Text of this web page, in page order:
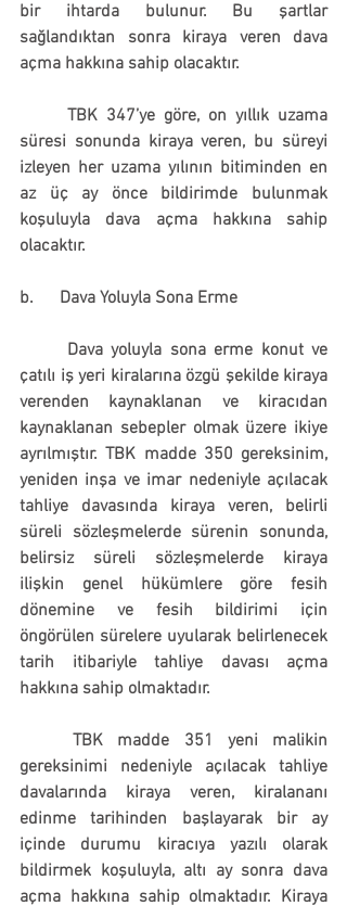
bir ihtarda bulunur. Bu şartlar
sağlandıktan sonra kiraya veren dava
açma hakkına sahip olacaktır.
	TBK 347’ye göre,
on yıllık uzama
süresi sonunda kiraya veren, bu süreyi
izleyen her uzama yılının bitiminden en
az üç ay önce bildirimde bulunmak
koşuluyla dava açma hakkına sahip
olacaktır.
b.      Dava Yoluyla Sona Erme
çatılı iş yeri kiralarına özgü şekilde kiraya
verenden kaynaklanan ve kiracıdan
kaynaklanan sebepler olmak üzere ikiye
ayrılmıştır. TBK madde 350 gereksinim,
yeniden inşa ve imar nedeniyle açılacak
tahliye davasında kiraya veren, belirli
süreli sözleşmelerde sürenin sonunda,
belirsiz süreli sözleşmelerde kiraya
ilişkin genel hükümlere göre fesih
dönemine ve fesih bildirimi için
öngörülen sürelere uyularak belirlenecek
tarih itibariyle tahliye davası açma
hakkına sahip olmaktadır.
	TBK madde 351 yeni malikin
gereksinimi nedeniyle açılacak tahliye
davalarında kiraya veren, kiralananı
edinme tarihinden başlayarak bir ay
içinde durumu kiracıya yazılı olarak
bildirmek koşuluyla, altı ay sonra dava
açma hakkına sahip olmaktadır. Kiraya